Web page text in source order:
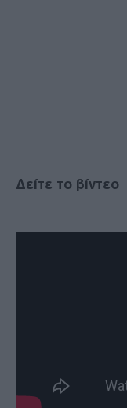
Δείτε το βίντεο